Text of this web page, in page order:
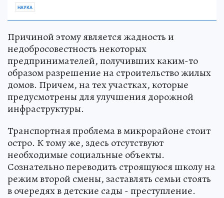
НАУКА
Причиной этому является жадность и
недобросовестность некоторых
предпринимателей, получивших каким-то
образом разрешение на строительство жилых
домов. Причем, на тех участках, которые
предусмотрены для улучшения дорожной
инфраструктуры.
Транспортная проблема в микрорайоне стоит
остро. К тому же, здесь отсутствуют
необходимые социальные объекты.
Сознательно переводить строящуюся школу на
режим второй смены, заставлять семьи стоять
в очередях в детские сады - преступление.